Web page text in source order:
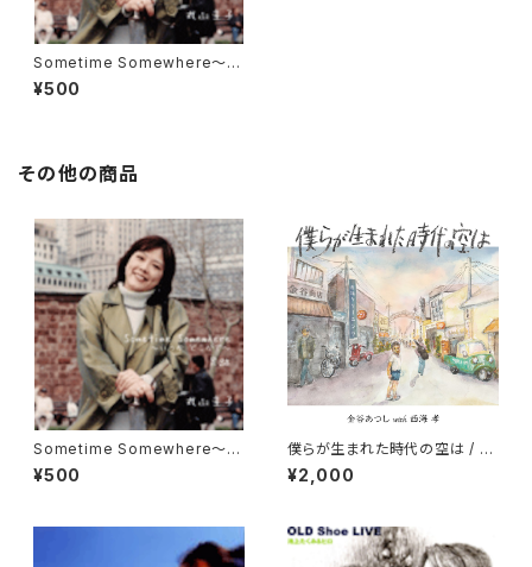
Sometime Somewhere〜い
つかどこかで〜 / 丸山圭子
¥500
その他の商品
Sometime Somewhere〜い
つかどこかで〜 / 丸山圭子
¥500
僕らが生まれた時代の空は / 金
谷あつし with 西海孝
¥2,000